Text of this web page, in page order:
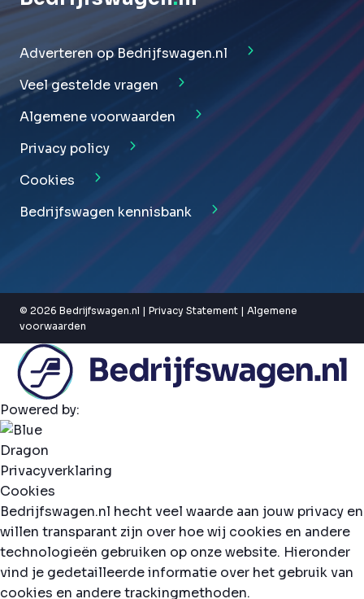
Adverteren op Bedrijfswagen.nl
Veel gestelde vragen
Algemene voorwaarden
Privacy policy
Cookies
Bedrijfswagen kennisbank
© 2026 Bedrijfswagen.nl | Privacy Statement | Algemene
voorwaarden
Powered by:
Privacyverklaring
Cookies
Bedrijfswagen.nl hecht veel waarde aan jouw privacy en
willen transparant zijn over hoe wij cookies en andere
technologieën gebruiken op onze website. Hieronder
vind je gedetailleerde informatie over het gebruik van
cookies en andere trackingmethoden.